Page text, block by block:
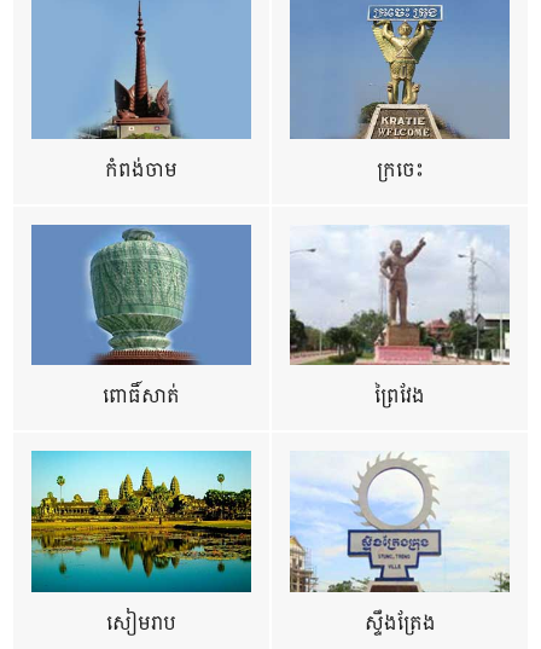
កំពង់ចាម ក្រចេះ
ពោធិ៍សាត់ ព្រៃវែង
សៀមរាប ស្ទឹងត្រែង